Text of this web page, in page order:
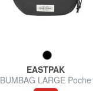
EASTPAK
BUMBAG LARGE Poche